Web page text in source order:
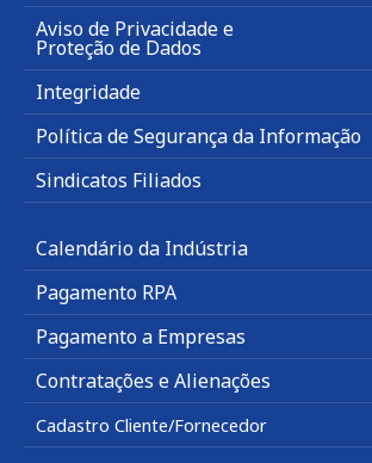
Aviso de Privacidade e
Proteção de Dados
Integridade
Política de Segurança da Informação
Sindicatos Filiados
Calendário da Indústria
Pagamento RPA
Pagamento a Empresas
Contratações e Alienações
Cadastro Cliente/Fornecedor